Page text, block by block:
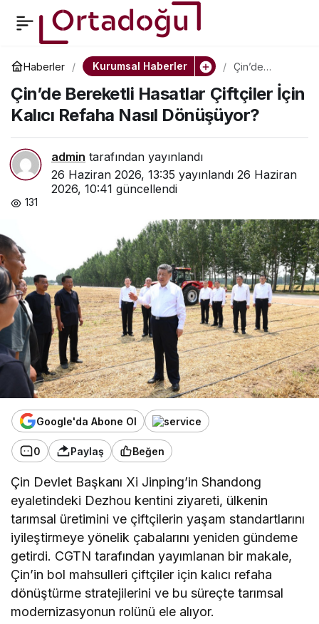
Haberler Kurumsal Haberler
Çin’de
Hasatlar
Çiftçiler İçin
Kalıcı Refaha
Dönüşüyor?
Çin’de Bereketli Hasatlar Çiftçiler İçin
Kalıcı Refaha Nasıl Dönüşüyor?
admin tarafından yayınlandı
26 Haziran 2026, 13:35 yayınlandı 26 Haziran
2026, 10:41 güncellendi
131
Google'da Abone Ol
0 Paylaş Beğen
Çin Devlet Başkanı Xi Jinping’in Shandong
eyaletindeki Dezhou kentini ziyareti, ülkenin
tarımsal üretimini ve çiftçilerin yaşam standartlarını
iyileştirmeye yönelik çabalarını yeniden gündeme
getirdi. CGTN tarafından yayımlanan bir makale,
Çin’in bol mahsulleri çiftçiler için kalıcı refaha
dönüştürme stratejilerini ve bu süreçte tarımsal
modernizasyonun rolünü ele alıyor.
Çin’de Bereketli
Hasatlar Çiftçiler İçin
Kalıcı Refaha Nasıl
Dönüşüyor?